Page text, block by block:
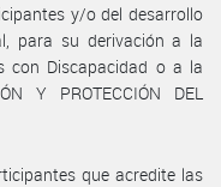
y/o del desarrollo
para su derivación a la
con Discapacidad o a la
Y PROTECCIÓN DEL
que acredite las